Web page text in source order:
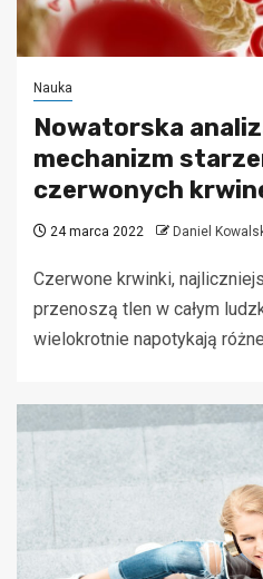
Nauka
Nowatorska
mechanizm
czerwonych
24 marca 2022 Daniel
Czerwone krwinki,
przenoszą tlen w całym
wielokrotnie napotykają